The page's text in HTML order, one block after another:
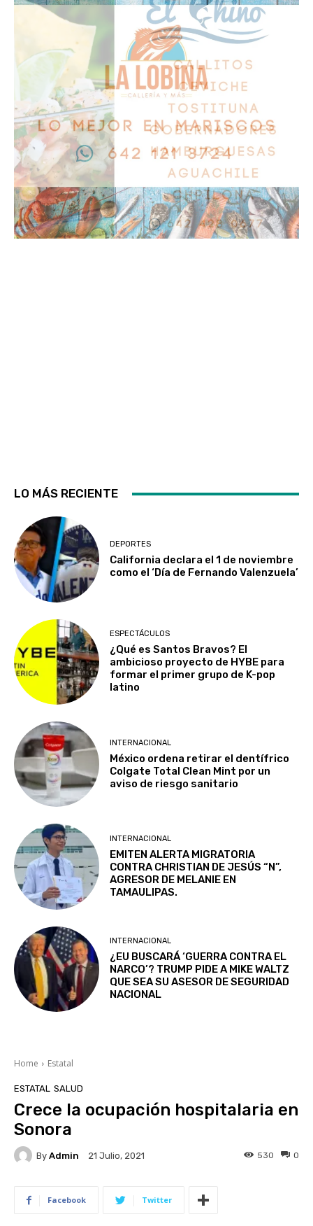
LO MÁS RECIENTE
DEPORTES
California declara el 1 de noviembre
como el ‘Día de Fernando Valenzuela’
ESPECTÁCULOS
¿Qué es Santos Bravos? El
ambicioso proyecto de HYBE para
formar el primer grupo de K-pop
latino
INTERNACIONAL
México ordena retirar el dentífrico
Colgate Total Clean Mint por un
aviso de riesgo sanitario
INTERNACIONAL
EMITEN ALERTA MIGRATORIA
CONTRA CHRISTIAN DE JESÚS “N”,
AGRESOR DE MELANIE EN
TAMAULIPAS.
INTERNACIONAL
¿EU BUSCARÁ ‘GUERRA CONTRA EL
NARCO’? TRUMP PIDE A MIKE WALTZ
QUE SEA SU ASESOR DE SEGURIDAD
NACIONAL